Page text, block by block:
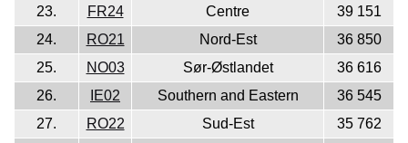
23.
FR24 Centre
39 151
24.
RO21 Nord-Est
36 850
25.
NO03 Sør-Østlandet
36 616
26.
IE02 Southern and Eastern
36 545
27.
RO22 Sud-Est
35 762